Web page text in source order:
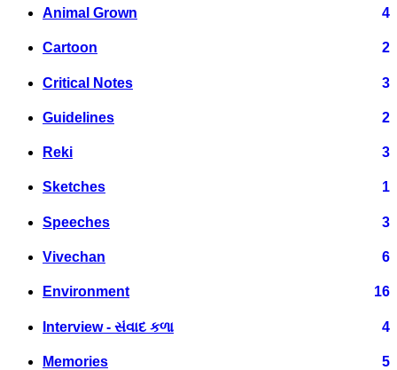
Animal Grown 4
Cartoon 2
Critical Notes 3
Guidelines 2
Reki 3
Sketches 1
Speeches 3
Vivechan 6
Environment 16
Interview - સંવાદ કળા 4
Memories 5